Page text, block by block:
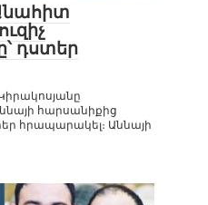
դստեր
հարսանիքից
հրապարակել։ Աննայի